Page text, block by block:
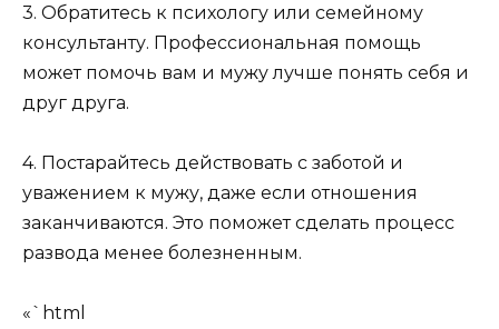
3. Обратитесь к психологу или семейному
консультанту. Профессиональная помощь
может помочь вам и мужу лучше понять себя и
друг друга.
4. Постарайтесь действовать с заботой и
уважением к мужу, даже если отношения
заканчиваются. Это поможет сделать процесс
развода менее болезненным.
«`html